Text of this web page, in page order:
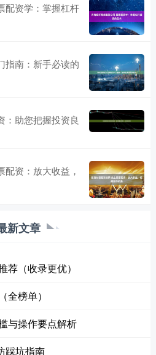
配资学：掌握杠杆
指南：新手必读的
：助您把握投资良
资：放大收益，
新文章
荐（收录更优）
全榜单）
与操作要点解析
踩坑指南